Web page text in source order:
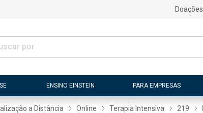
Doações
ENSINO EINSTEIN PARA EMPRESAS
a Distância Online Terapia Intensiva 219